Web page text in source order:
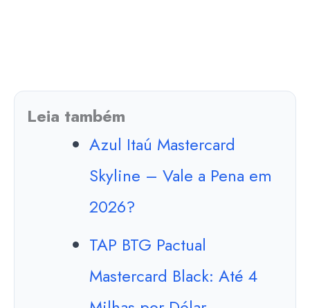
Leia também
Azul Itaú Mastercard
Skyline – Vale a Pena em
2026?
TAP BTG Pactual
Mastercard Black: Até 4